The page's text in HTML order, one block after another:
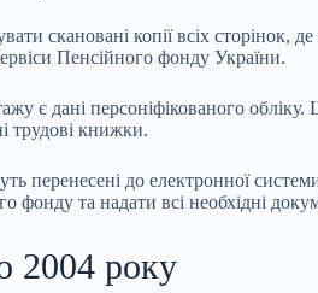
скановані копії всіх сторінок, де
Пенсійного фонду України.
є дані персоніфікованого
трудові книжки.
перенесені до електронної
фонду та надати всі необхідні
2004 року